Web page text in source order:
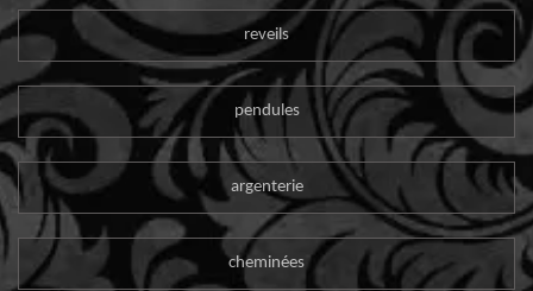
reveils
pendules
argenterie
cheminées